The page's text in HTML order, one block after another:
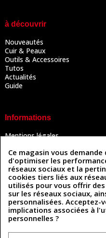
à découvrir
Nouveautés
Cuir & Peaux
Outils & Accessoires
Tutos
Actualités
Guide
Informations
Mentions légales
Politique de confidentialité
Politique des cookies
Contactez-nous
Coordonnées
493 Chemin de Catougnac
Ce magasin vous
d'optimiser les
réseaux sociaux et la
cookies tiers liés aux
utilisés pour vous offrir
sur les réseaux sociaux,
personnalisées. Acceptez-
implications associées à
personnelles ?